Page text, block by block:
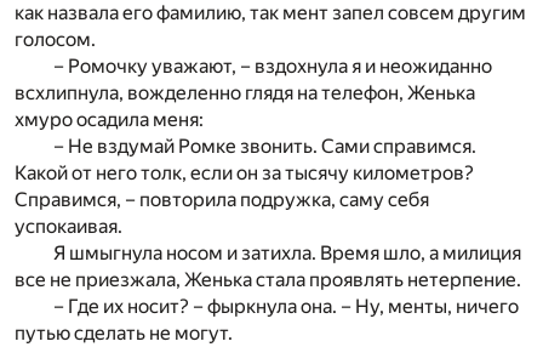
как назвала его фамилию, так мент запел совсем другим
голосом.
– Ромочку уважают, – вздохнула я и неожиданно
всхлипнула, вожделенно глядя на телефон, Женька
хмуро осадила меня:
– Не вздумай Ромке звонить. Сами справимся.
Какой от него толк, если он за тысячу километров?
Справимся, – повторила подружка, саму себя
успокаивая.
Я шмыгнула носом и затихла. Время шло, а милиция
все не приезжала, Женька стала проявлять нетерпение.
– Где их носит? – фыркнула она. – Ну, менты, ничего
путью сделать не могут.